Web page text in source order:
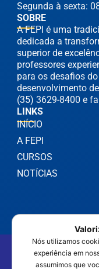
SOBRE
A FEPI é uma
dedicada a
superior de
professores
para os desafios
desenvolvimento
(35) 3629-8400 e
LINKS
INÍCIO
A FEPI
CURSOS
NOTÍCIAS
Segunda à sexta:
©2025 FEPI
Nós utilizamos
experiência em
assumimos que